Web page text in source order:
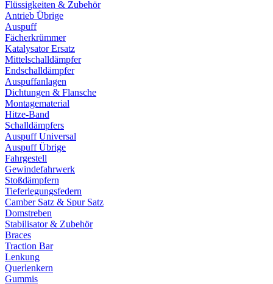
Flüssigkeiten & Zubehör
Antrieb Übrige
Auspuff
Fächerkrümmer
Katalysator Ersatz
Mittelschalldämpfer
Endschalldämpfer
Auspuffanlagen
Dichtungen & Flansche
Montagematerial
Hitze-Band
Schalldämpfers
Auspuff Universal
Auspuff Übrige
Fahrgestell
Gewindefahrwerk
Stoßdämpfern
Tieferlegungsfedern
Camber Satz & Spur Satz
Domstreben
Stabilisator & Zubehör
Braces
Traction Bar
Lenkung
Querlenkern
Gummis